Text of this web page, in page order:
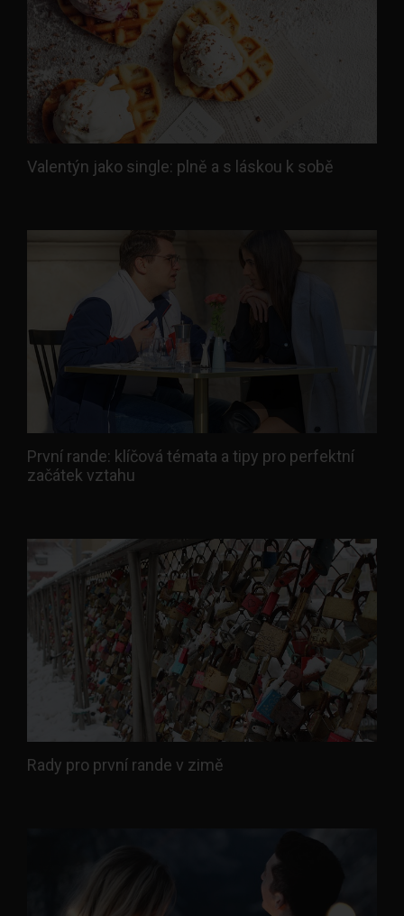
Valentýn jako single: plně a s láskou k sobě
První rande: klíčová témata a tipy pro perfektní
začátek vztahu
Rady pro první rande v zimě